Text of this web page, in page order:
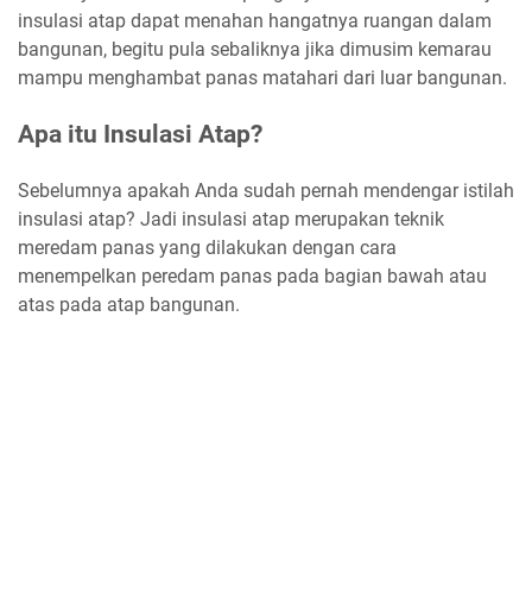
insulasi atap dapat menahan hangatnya ruangan dalam
bangunan, begitu pula sebaliknya jika dimusim kemarau
mampu menghambat panas matahari dari luar bangunan.
Apa itu Insulasi Atap?
Sebelumnya apakah Anda sudah pernah mendengar istilah
insulasi atap? Jadi insulasi atap merupakan teknik
meredam panas yang dilakukan dengan cara
menempelkan peredam panas pada bagian bawah atau
atas pada atap bangunan.